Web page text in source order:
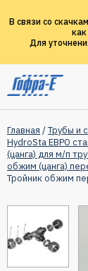
В связи со
Для
Главная /Трубы и
HydroSta ЕВРО
(цанга) для м/п
обжим (цанга)
Тройник обжим